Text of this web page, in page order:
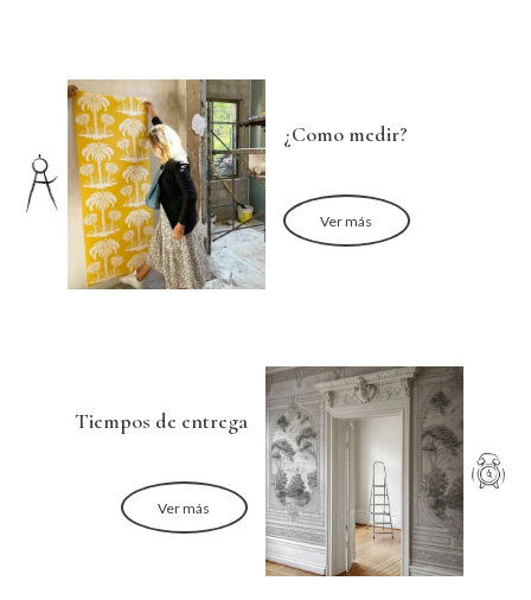
¿Como medir?
Ver más
Tiempos de entrega
Ver más